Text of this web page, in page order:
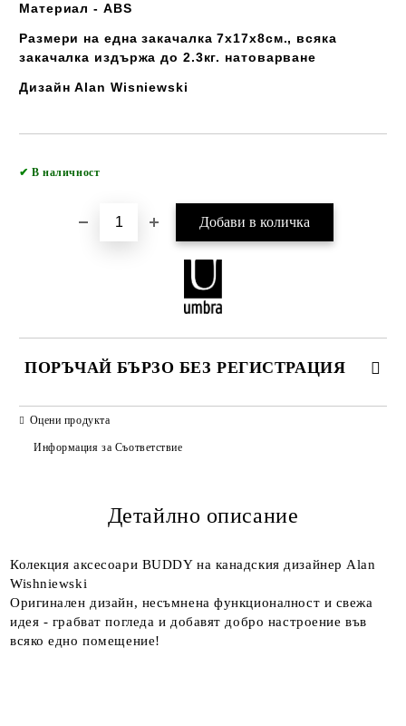
Материал - ABS
Размери на една закачалка 7х17х8см., всяка
закачалка издържа до 2.3кг. натоварване
Дизайн Alan Wisniewski
✔ В наличност
ПОРЪЧАЙ БЪРЗО БЕЗ РЕГИСТРАЦИЯ
Ние ще се свържем с вас в рамките на работния ден.
Оцени продукта
Информация за Съответствие
Детайлно описание
Колекция аксесоари BUDDY на канадския дизайнер Alan
Wishniewski
Оригинален дизайн, несъмнена функционалност и свежа
идея - грабват погледа и добавят добро настроение във
всяко едно помещение!